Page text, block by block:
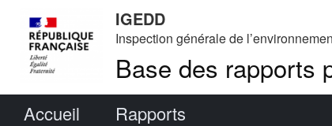
IGEDD
Inspection générale de
Base des rapports
Accueil Rapports